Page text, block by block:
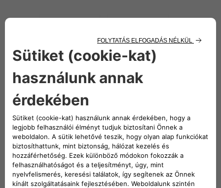
Karosszéria Gumiabroncsok
Légkondicionáló
rendszer
Vezérmű